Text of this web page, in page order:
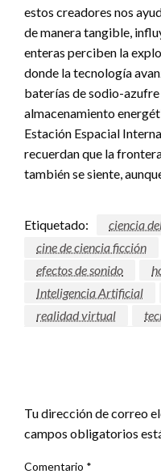
estos creadores nos
de manera tangible,
enteras perciben la
donde la tecnología
baterías de sodio-
almacenamiento
Estación Espacial
recuerdan que la
también se siente,
Etiquetado:
ciencia
cine de ciencia ficción
efectos de sonido
Inteligencia Artificial
realidad virtual
Tu dirección de correo
campos obligatorios
Comentario *